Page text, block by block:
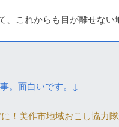
、これからも目が離せない
。面白いです。↓
！美作市地域おこし協力